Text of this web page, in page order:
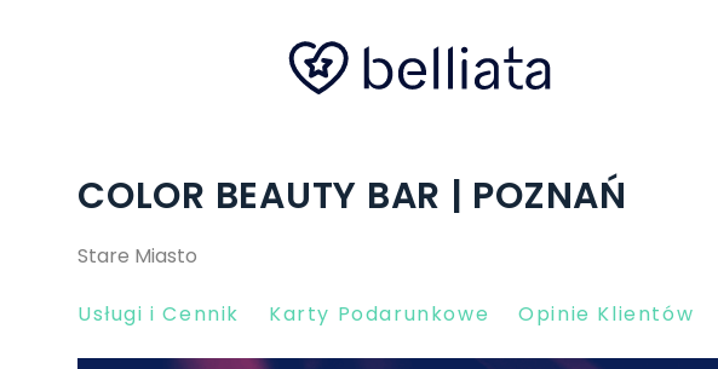
COLOR BEAUTY BAR | POZNAŃ
Stare Miasto
Usługi i Cennik Karty Podarunkowe Opinie Klientów